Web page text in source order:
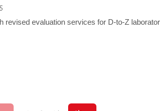
revised evaluation services for D-to-Z